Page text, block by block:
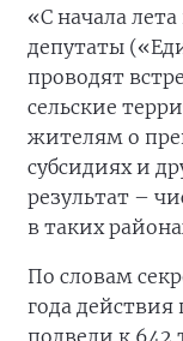
«С начала
депутаты
проводят
сельские
жителям о
субсидиях и
результат –
в таких
По словам
года действия
подвели к 642